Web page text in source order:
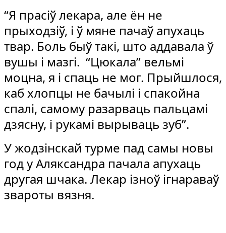
“Я прасіў лекара, але ён не
прыходзіў, і ў мяне пачаў апухаць
твар. Боль быў такі, што аддавала ў
вушы і мазгі. “Цюкала” вельмі
моцна, я і спаць не мог. Прыйшлося,
каб хлопцы не бачылі і спакойна
спалі, самому разарваць пальцамі
дзясну, і рукамі вырываць зуб”.
У жодзінскай турме пад самы новы
год у Аляксандра пачала апухаць
другая шчака. Лекар ізноў ігнараваў
звароты вязня.